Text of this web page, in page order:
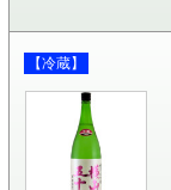
【冷蔵】